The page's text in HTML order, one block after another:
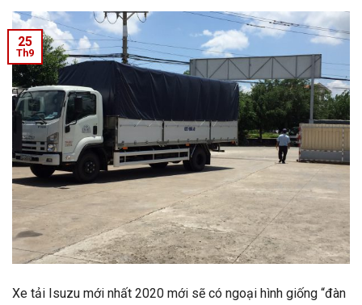
25
Th9
Xe tải Isuzu mới nhất 2020 mới sẽ có ngoại hình giống “đàn